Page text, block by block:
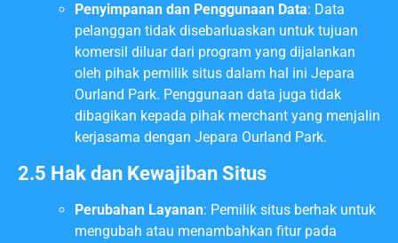
Penyimpanan dan Penggunaan Data: Data
pelanggan tidak disebarluaskan untuk tujuan
komersil diluar dari program yang dijalankan
oleh pihak pemilik situs dalam hal ini Jepara
Ourland Park. Penggunaan data juga tidak
dibagikan kepada pihak merchant yang menjalin
kerjasama dengan Jepara Ourland Park.
2.5 Hak dan Kewajiban Situs
Perubahan Layanan: Pemilik situs berhak untuk
mengubah atau menambahkan fitur pada